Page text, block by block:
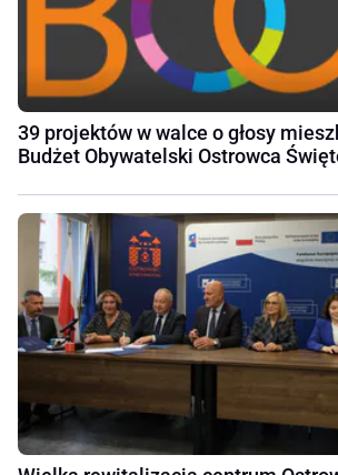
39 projektów w walce o głosy
Budżet Obywatelski Ostrowca